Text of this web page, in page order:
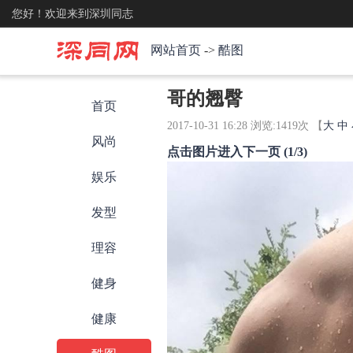
您好！欢迎来到深圳同志
网站首页 -> 酷图
首页
风尚
娱乐
发型
理容
健身
健康
哥的翘臀
2017-10-31 16:28 浏览:1419次 【 大 中
点击图片进入下一页 (1/3)